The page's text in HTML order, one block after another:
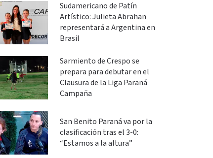
Sudamericano de Patín
Artístico: Julieta Abrahan
representará a Argentina en
Brasil
Sarmiento de Crespo se
prepara para debutar en el
Clausura de la Liga Paraná
Campaña
San Benito Paraná va por la
clasificación tras el 3-0:
“Estamos a la altura”